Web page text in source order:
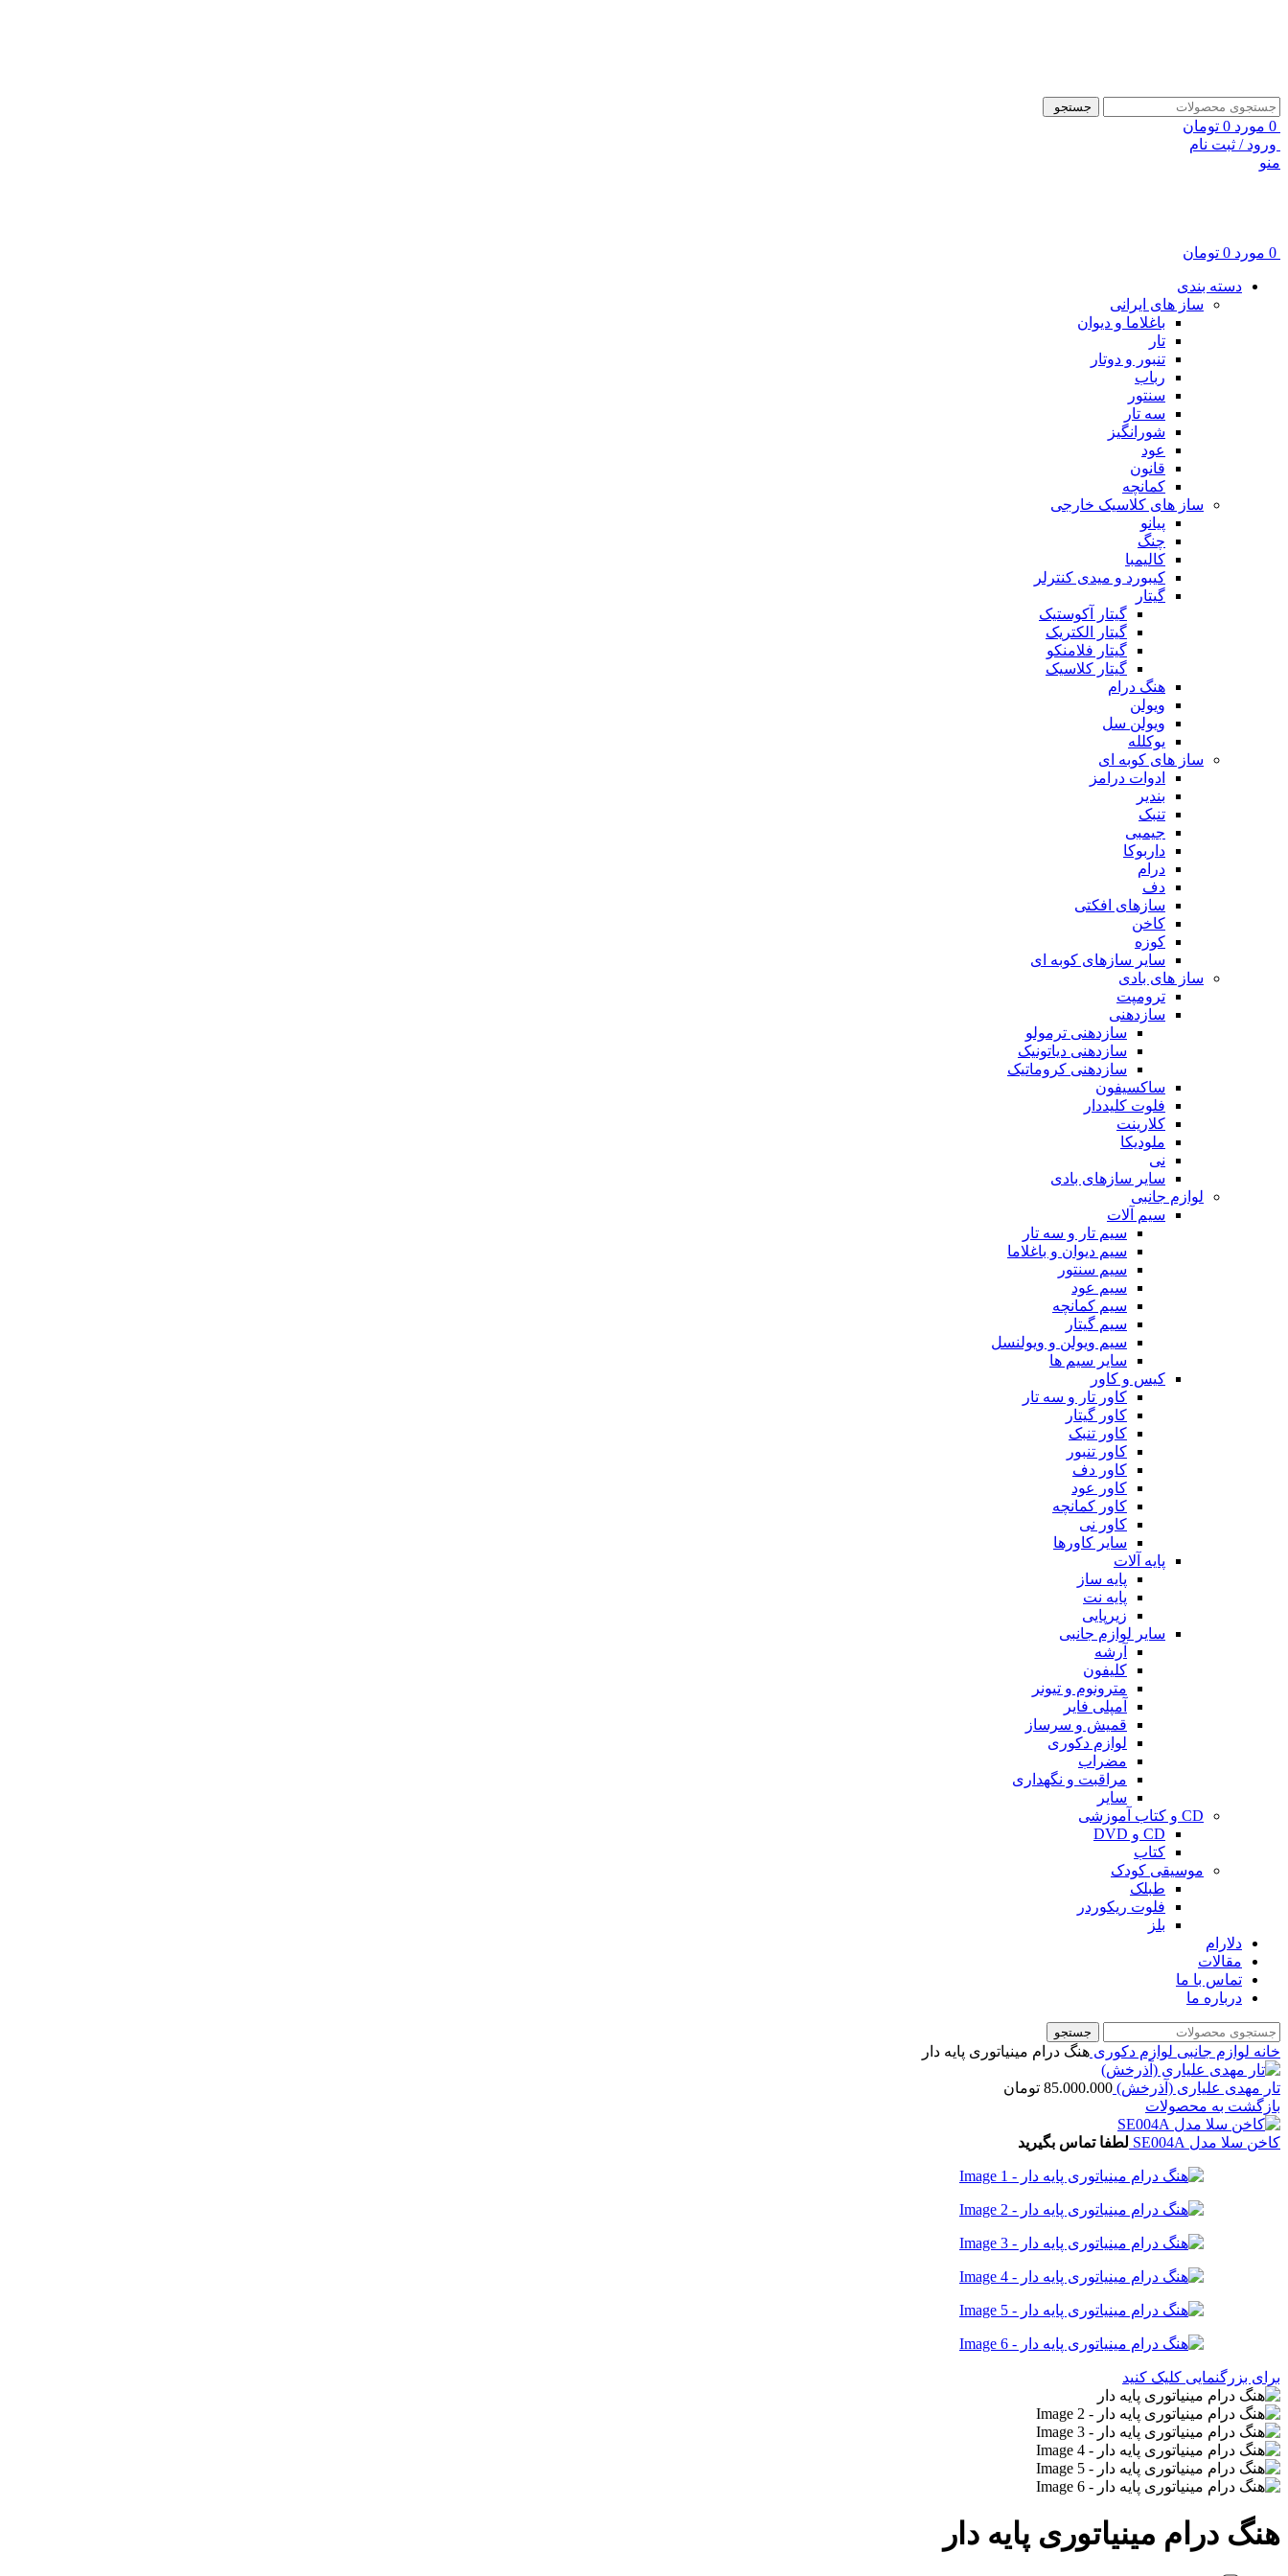
جستجو
0 مورد 0 تومان
ورود / ثبت نام
منو
0 مورد 0 تومان
دسته بندی
ساز های ایرانی
باغلاما و دیوان
تار
تنبور و دوتار
رباب
سنتور
سه تار
شورانگیز
عود
قانون
کمانچه
ساز های کلاسیک خارجی
پیانو
چنگ
کالیمبا
کیبورد و میدی کنترلر
گیتار
گیتار آکوستیک
گیتار الکتریک
گیتار فلامنکو
گیتار کلاسیک
هنگ درام
ویولن
ویولن سل
یوکلله
ساز های کوبه ای
ادوات درامز
بندیر
تنبک
جیمبی
داربوکا
درام
دف
سازهای افکتی
کاخن
کوزه
سایر سازهای کوبه ای
ساز های بادی
ترومپت
سازدهنی
سازدهنی ترمولو
سازدهنی دیاتونیک
سازدهنی کروماتیک
ساکسیفون
فلوت کلیددار
کلارینت
ملودیکا
نی
سایر سازهای بادی
لوازم جانبی
سیم آلات
سیم تار و سه تار
سیم دیوان و باغلاما
سیم سنتور
سیم عود
سیم کمانچه
سیم گیتار
سیم ویولن و ویولنسل
سایر سیم ها
کیس و کاور
کاور تار و سه تار
کاور گیتار
کاور تنبک
کاور تنبور
کاور دف
کاور عود
کاور کمانچه
کاور نی
سایر کاورها
پایه آلات
پایه ساز
پایه نت
زیرپایی
سایر لوازم جانبی
آرشه
کلیفون
مترونوم و تیونر
آمپلی فایر
قمیش و سرساز
لوازم دکوری
مضراب
مراقبت و نگهداری
سایر
CD و کتاب آموزشی
CD و DVD
کتاب
موسیقی کودک
طبلک
فلوت ریکوردر
بلز
دلارام
مقالات
تماس با ما
درباره ما
جستجو
خانه لوازم جانبی لوازم دکوری هنگ درام مینیاتوری پایه دار
تار مهدی علیاری (آذرخش) 85.000.000 تومان
بازگشت به محصولات
کاخن سلا مدل SE004A لطفا تماس بگیرید
برای بزرگنمایی کلیک کنید
هنگ درام مینیاتوری پایه دار